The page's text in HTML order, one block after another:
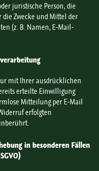
juristische Person, die
Zwecke und Mittel der
(z. B. Namen, E-Mail-
mit Ihrer ausdrücklichen
erteilte Einwilligung
Mitteilung per E-Mail
erfolgten
in besonderen Fällen